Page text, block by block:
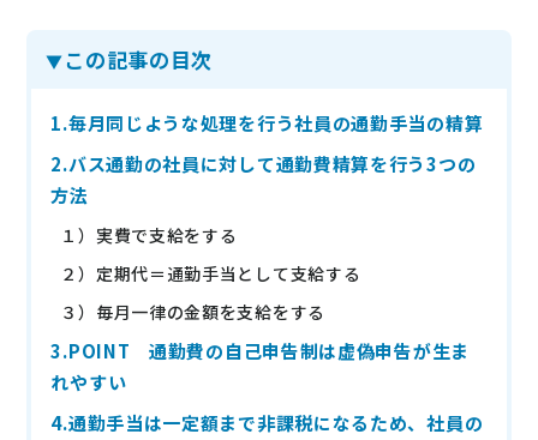
お役立ち情報
お役立ち資料
ニュース
通勤費システム適合診断
導入効果シミュレーション
お問い合わせ 料金・概要資料をDL
この記事の目次
1.毎月同じような処理を行う社員の通勤手当の精算
2.バス通勤の社員に対して通勤費精算を行う3つの
方法
１）実費で支給をする
２）定期代＝通勤手当として支給する
３）毎月一律の金額を支給をする
3.POINT 通勤費の自己申告制は虚偽申告が生ま
れやすい
4.通勤手当は一定額まで非課税になるため、社員の